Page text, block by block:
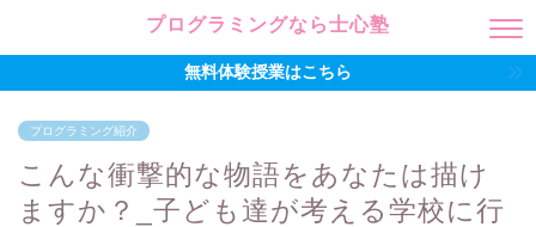
プログラミングなら士心塾
無料体験授業はこちら
プログラミング紹介
こんな衝撃的な物語をあなたは描け
ますか？_子ども達が考える学校に行